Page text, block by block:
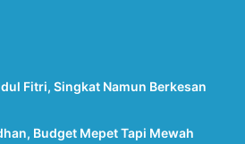
Fitri, Singkat Namun Berkesan
Budget Mepet Tapi Mewah